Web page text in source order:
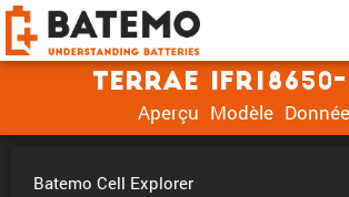
TerraE IFR18650-
Aperçu Modèle
Batemo Cell Explorer